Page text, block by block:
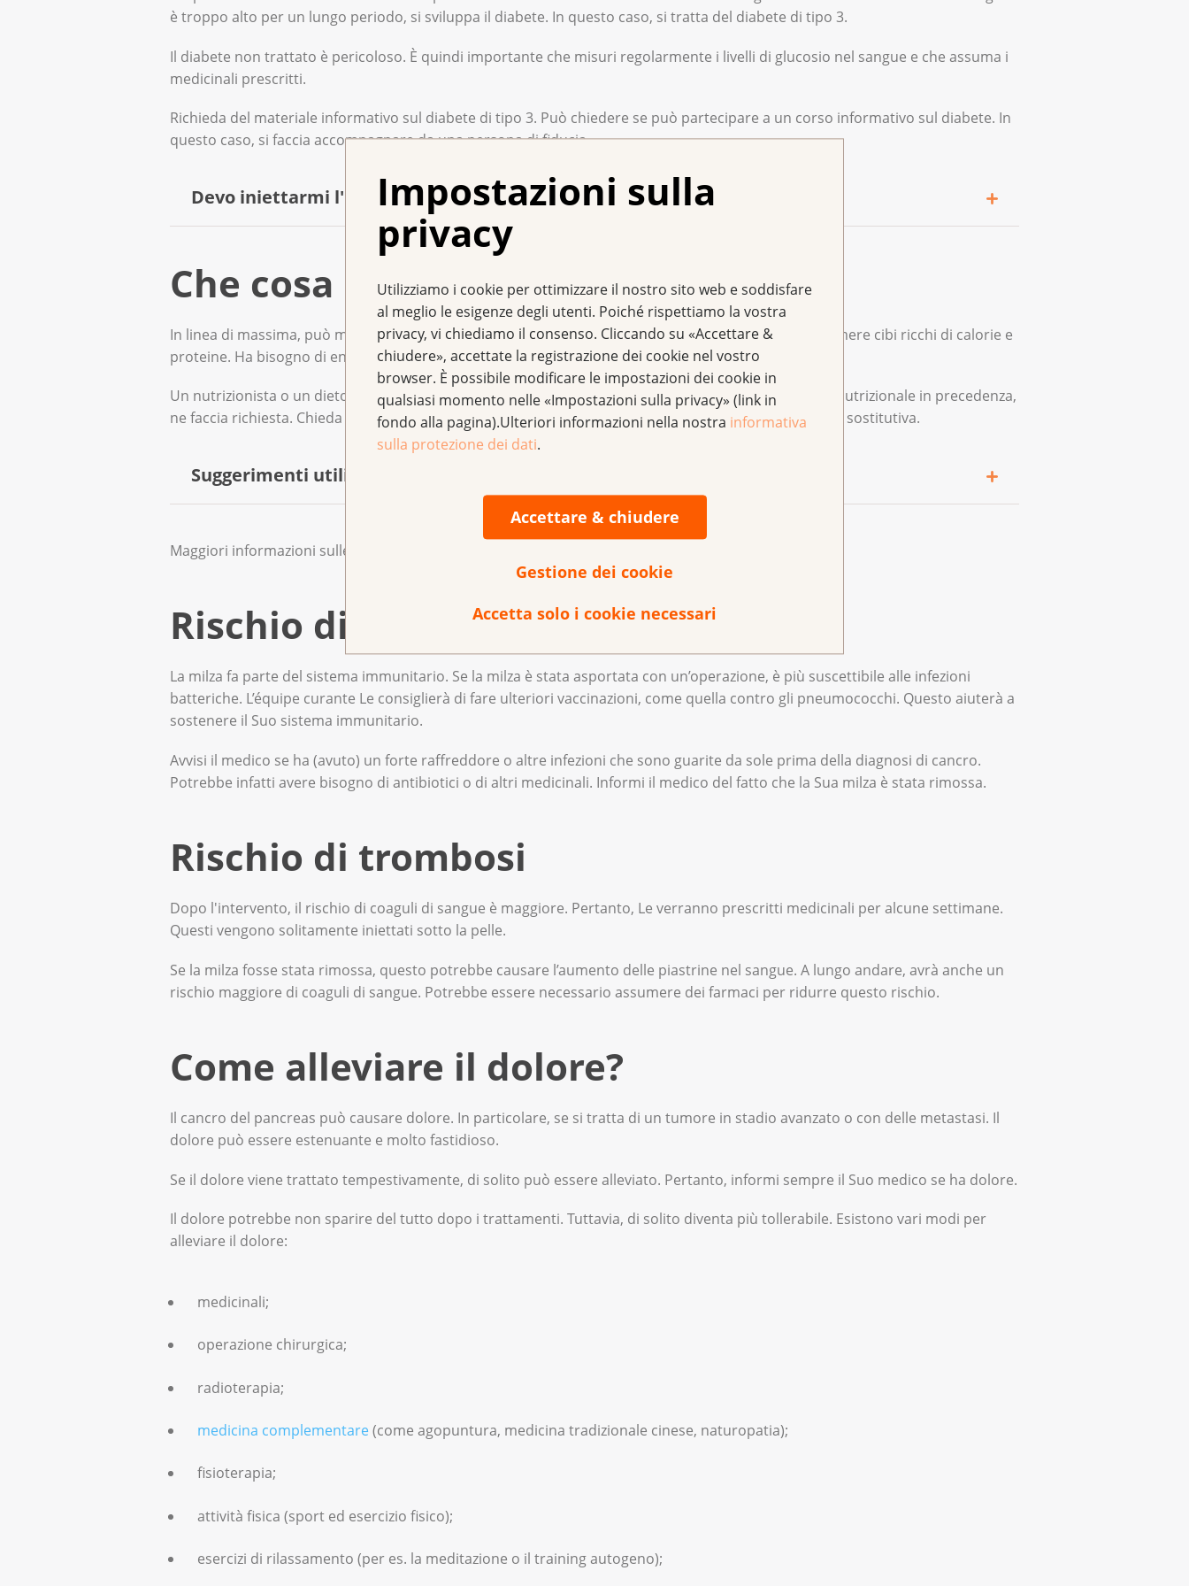
Impostazioni sulla
privacy
Utilizziamo i cookie per ottimizzare il nostro sito web e soddisfare
al meglio le esigenze degli utenti. Poiché rispettiamo la vostra
privacy, vi chiediamo il consenso. Cliccando su «Accettare &
chiudere», accettate la registrazione dei cookie nel vostro
browser. È possibile modificare le impostazioni dei cookie in
qualsiasi momento nelle «Impostazioni sulla privacy» (link in
fondo alla pagina).Ulteriori informazioni nella nostra informativa
sulla protezione dei dati.
Accettare & chiudere
Gestione dei cookie
Accetta solo i cookie necessari
l’équipe curante verificherà se sta assumendo enzimi digestivi a sufficienza. E se li sta assumendo al momento
è troppo alto per un lungo periodo, si sviluppa il diabete. In questo caso, si tratta del diabete di tipo 3.
Il diabete non trattato è pericoloso. È quindi importante che misuri regolarmente i livelli di glucosio nel sangue e che assuma i
medicinali prescritti.
Richieda del materiale informativo sul diabete di tipo 3. Può chiedere se può partecipare a un corso informativo sul diabete. In
questo caso, si faccia accompagnare da una persona di fiducia.
Devo iniettarmi l'insulina?
Tuttavia, potrebbe essere necessario iniettarsi l'insulina.
Se il pancreas è stato rimosso o non produce più insulina, dovrà iniettarsi l'insulina per tutta la vita. Se deve farlo da
solo, un professionista Le insegnerà come fare. Le mostrerà come usare la siringa. Le insegnerà anche come calcolare
la quantità di insulina da iniettare.
Nel diabete di tipo 3, i livelli di glucosio nel sangue devono essere mantenuti entro limiti specifici. Questi ultimi sono
diversi da quelli delle altre forme di diabete. Pertanto, non confronti i Suoi livelli di glicemia con quelli di altri diabetici.
Che cosa posso mangiare?
In linea di massima, può mangiare tutto ciò che Le piace e che non causa disagio. È importante assumere cibi ricchi di calorie e
proteine. Ha bisogno di energia per affrontare la malattia e i suoi effetti.
Un nutrizionista o un dietologo La consiglieranno sull'alimentazione. Se non ha ricevuto consulenza nutrizionale in precedenza,
ne faccia richiesta. Chieda al dietologo se ha esperienza con il diabete di tipo 3 e la terapia enzimatica sostitutiva.
Suggerimenti utili
Si prenda il tempo necessario per mangiare. Mastichi bene in modo che il cibo si mescoli con la saliva.
Mangi più volte durante il giorno. Preferisca pasti più piccoli. Si accerti di assumere abbastanza nutrienti e calorie.
Beva poco o niente durante i pasti. Beva piuttosto durante la giornata (circa 1,5 litri al giorno).
Potrebbe non tollerare alcuni alimenti come prima. Ne parli con il personale ospedaliero. Dica se ha gonfiore e ha
disagio.
Se l'appetito è scarso, assumere alimenti in forma liquida può aiutare a ottenere energia e nutrienti.
Maggiori informazioni sulle
Rischio di infezioni
La milza fa parte del sistema immunitario. Se la milza è stata asportata con un’operazione, è più suscettibile alle infezioni
batteriche. L’équipe curante Le consiglierà di fare ulteriori vaccinazioni, come quella contro gli pneumococchi. Questo aiuterà a
sostenere il Suo sistema immunitario.
Avvisi il medico se ha (avuto) un forte raffreddore o altre infezioni che sono guarite da sole prima della diagnosi di cancro.
Potrebbe infatti avere bisogno di antibiotici o di altri medicinali. Informi il medico del fatto che la Sua milza è stata rimossa.
Rischio di trombosi
Dopo l'intervento, il rischio di coaguli di sangue è maggiore. Pertanto, Le verranno prescritti medicinali per alcune settimane.
Questi vengono solitamente iniettati sotto la pelle.
Se la milza fosse stata rimossa, questo potrebbe causare l’aumento delle piastrine nel sangue. A lungo andare, avrà anche un
rischio maggiore di coaguli di sangue. Potrebbe essere necessario assumere dei farmaci per ridurre questo rischio.
Come alleviare il dolore?
Il cancro del pancreas può causare dolore. In particolare, se si tratta di un tumore in stadio avanzato o con delle metastasi. Il
dolore può essere estenuante e molto fastidioso.
Se il dolore viene trattato tempestivamente, di solito può essere alleviato. Pertanto, informi sempre il Suo medico se ha dolore.
Il dolore potrebbe non sparire del tutto dopo i trattamenti. Tuttavia, di solito diventa più tollerabile. Esistono vari modi per
alleviare il dolore:
medicinali;
operazione chirurgica;
radioterapia;
medicina complementare(come agopuntura, medicina tradizionale cinese, naturopatia);
fisioterapia;
attività fisica (sport ed esercizio fisico);
esercizi di rilassamento (per es. la meditazione o il training autogeno);